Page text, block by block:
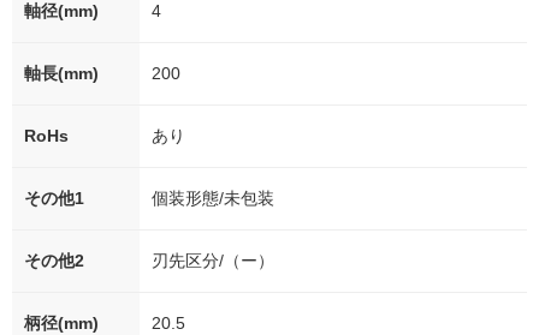
軸径(mm) 4
軸長(mm) 200
RoHs あり
その他1 個装形態/未包装
その他2 刃先区分/（ー）
柄径(mm) 20.5